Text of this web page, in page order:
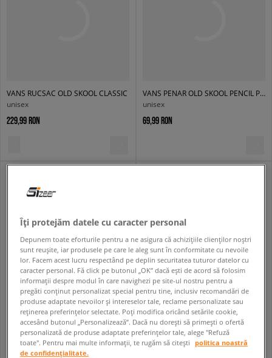
VANS RUCSAC OLD SKOOL CLASSIC
unisex
229,99 RON
VANS PENAR OLD SKOOL PENCIL POUCH
unisex
69,99 RON
VANS PENAR OLD SKOOL PENCIL POUCH
unisex
69,99 RON
VANS BORSETĂ LAWLER TOTE
unisex
299,99 RON
Îți protejăm datele cu caracter personal
Depunem toate eforturile pentru a ne asigura că achizițiile clienților noștri
sunt reușite, iar produsele pe care le aleg sunt în conformitate cu nevoile
lor. Facem acest lucru respectând pe deplin securitatea tuturor datelor cu
caracter personal. Fă click pe butonul „OK” dacă ești de acord să folosim
informații despre modul în care navighezi pe site-ul nostru pentru a
pregăti conținut personalizat special pentru tine, inclusiv recomandări de
produse adaptate nevoilor și intereselor tale, reclame personalizate sau
reținerea preferințelor selectate. Poți modifica oricând setările cookie,
accesând butonul „Personalizează”. Dacă nu dorești să primești o ofertă
personalizată de produse adaptate preferințelor tale, alege "Refuză
toate". Pentru mai multe informații, te rugăm să citești
politica noastră
de confidențialitate.